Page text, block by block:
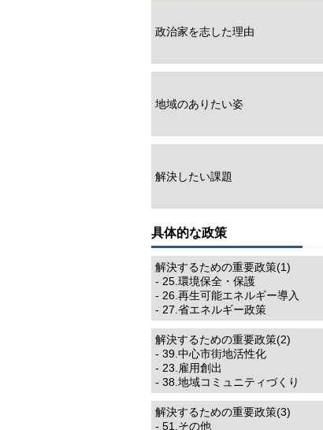
政治家を志した理由
地域のありたい姿
解決したい課題
具体的な政策
解決するための重要政策(1)
- 25.環境保全・保護
- 26.再生可能エネルギー導入
- 27.省エネルギー政策
解決するための重要政策(2)
- 39.中心市街地活性化
- 23.雇用創出
- 38.地域コミュニティづくり
解決するための重要政策(3)
- 51.その他